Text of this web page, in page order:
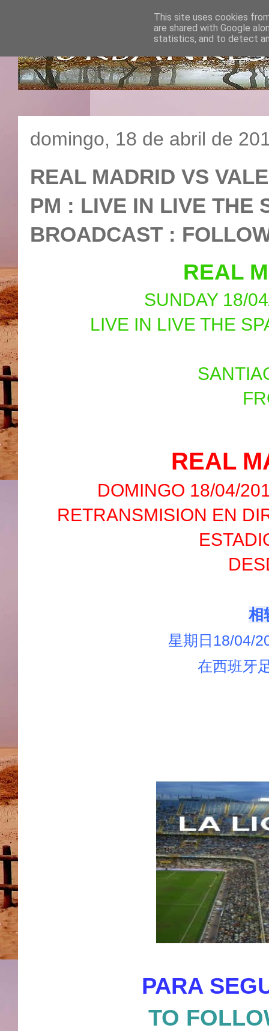
domingo, 18 de abril de
REAL MADRID VS
PM : LIVE IN LIVE THE
BROADCAST :
REAL
SUNDAY 18/
LIVE IN LIVE THE
REAL
DOMINGO 18/04/
RETRANSMISION EN
相
星期日18/04/
在西班牙
PARA
TO
This site uses cookies
are shared with Google
statistics, and to detect